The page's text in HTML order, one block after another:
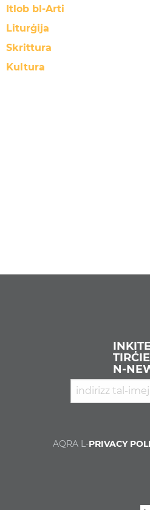
Itlob bl-Arti
Liturġija
Skrittura
Kultura
AQRA L-PRIVACY